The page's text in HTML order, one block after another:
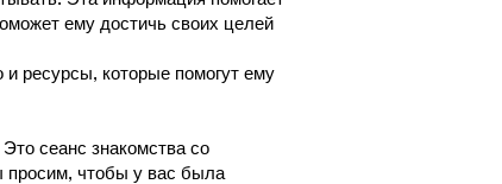
ему достичь своих целей
ресурсы, которые помогут ему
сеанс знакомства со
просим, чтобы у вас была